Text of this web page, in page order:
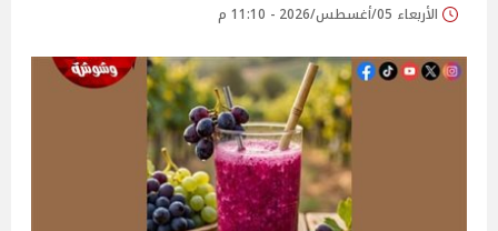
الأربعاء 05/أغسطس/2026 - 11:10 م